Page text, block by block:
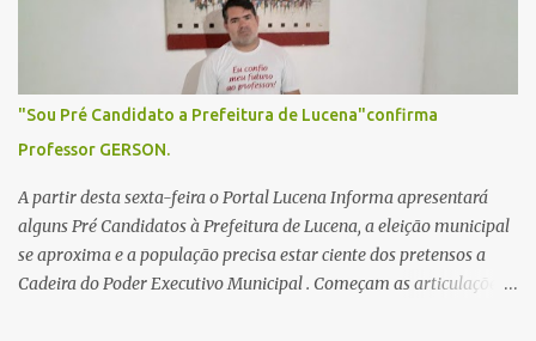
"Sou Pré Candidato a Prefeitura de Lucena"confirma
Professor GERSON.
A partir desta sexta-feira o Portal Lucena Informa apresentará
alguns Pré Candidatos à Prefeitura de Lucena, a eleição municipal
se aproxima e a população precisa estar ciente dos pretensos a
Cadeira do Poder Executivo Municipal . Começam as articulações e